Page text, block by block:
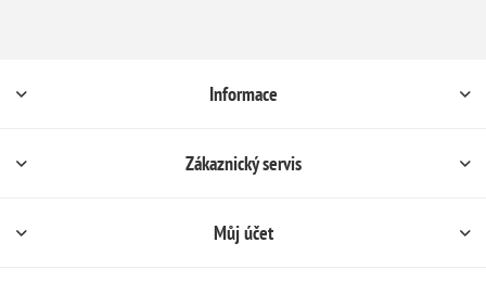
Informace
Zákaznický servis
Můj účet